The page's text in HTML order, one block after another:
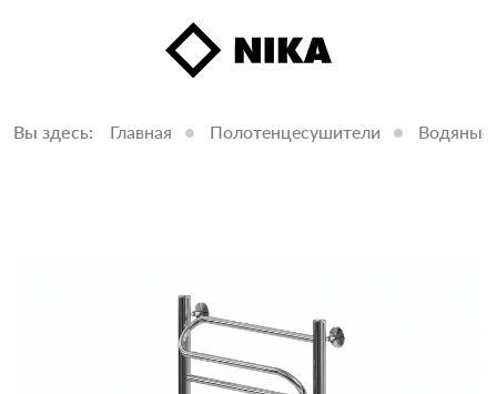
Вы здесь: Главная Полотенцесушители Водяные